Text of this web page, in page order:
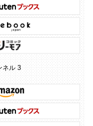
ネル 3